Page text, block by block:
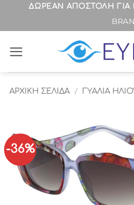
ΜετάβασηΔΩΡΕΑΝ ΑΠΟΣΤΟΛΗ ΓΙΑ
ΑΡΧΙΚΉ ΣΕΛΊΔΑ / ΓΥΑΛΙΑ
-36%